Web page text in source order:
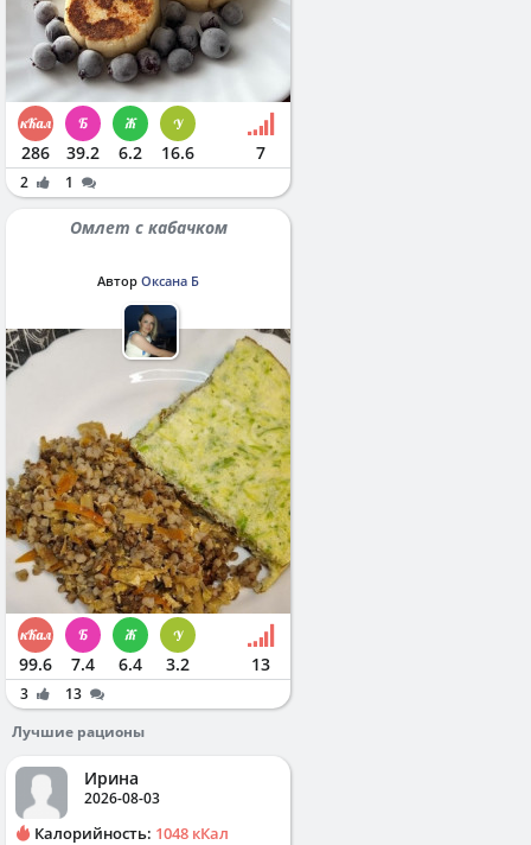
286 39.2 6.2 16.6 7
2 1
Омлет с кабачком
Автор Оксана Б
99.6 7.4 6.4 3.2 13
3
13
Лучшие рационы
Ирина
2026-08-03
Калорийность: 1048 кКал